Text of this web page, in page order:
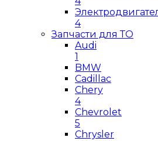
4
Запчасти для ТО
Audi
1
BMW
Cadillac
Chery
4
Chevrolet
5
Chrysler